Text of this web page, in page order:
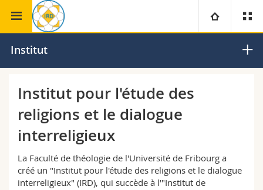
Université
Campus
Recherche
Université
Théologie
Droit
Sciences économiques et sociales et management
Vous êtes
Futurs étudiants
Etudiants
Ressources
Annuaire du personnel
Faculté de
Institut pour l'étude des religions et le
Institut
Institut pour l'étude des
religions et le dialogue
interreligieux
La Faculté de théologie de l'Université de Fribourg a
créé un "Institut pour l'étude des religions et le dialogue
interreligieux" (IRD), qui succède à l'"Institut de